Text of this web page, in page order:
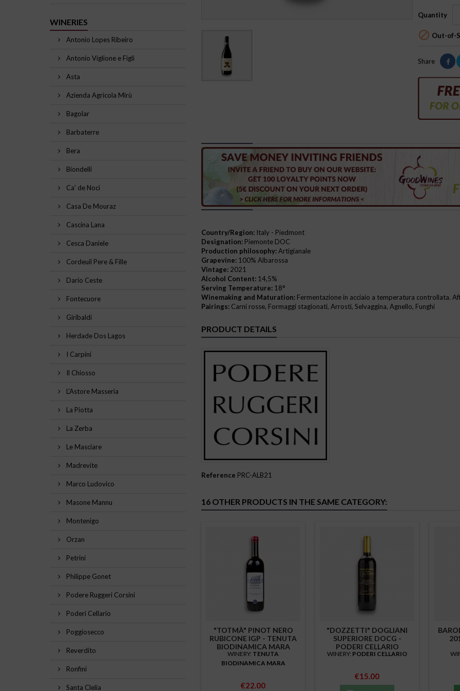
WINERIES
Antonio Lopes Ribeiro
Antonio Viglione e Figli
Asta
Azienda Agricola Mirù
Bagolar
Barbaterre
Bera
Biondelli
Ca' de Noci
Casa De Mouraz
Cascina Lana
Cesca Daniele
Cordeuil Pere & Fille
Dario Ceste
Fontecuore
Giribaldi
Herdade Dos Lagos
I Carpini
Il Chiosso
L'Astore Masseria
La Piotta
La Zerba
Le Masciare
Madrevite
Marco Ludovico
Masone Mannu
Montenigo
Orzan
Petrini
Philippe Gonet
Podere Ruggeri Corsini
Poderi Cellario
Poggiosecco
Reverdito
Ronfini
Santa Clelia
Quantity
 Out-of-
Share
Country/Region: Italy - Piedmont
Designation: Piemonte DOC
Production philosophy:Artigianale
Grapevine: 100% Albarossa
Vintage: 2021
Alcohol Content: 14,5%
Serving Temperature: 18°
Winemaking and Maturation: Fermentazione in acciaio a temperatura controllata.
Pairings: Carni rosse, Formaggi stagionati, Arrosti, Selvaggina, Agnello, Funghi
PRODUCT DETAILS
Reference PRC-ALB21
16 OTHER PRODUCTS IN THE SAME CATEGORY:
"TOTMÀ" PINOT NERO
RUBICONE IGP - TENUTA
BIODINAMICA MARA
WINERY: TENUTA
BIODINAMICA MARA
Price
€22.00
"DOZZETTI" DOGLIANI
SUPERIORE DOCG -
PODERI CELLARIO
WINERY: PODERI CELLARIO
Price
€15.00